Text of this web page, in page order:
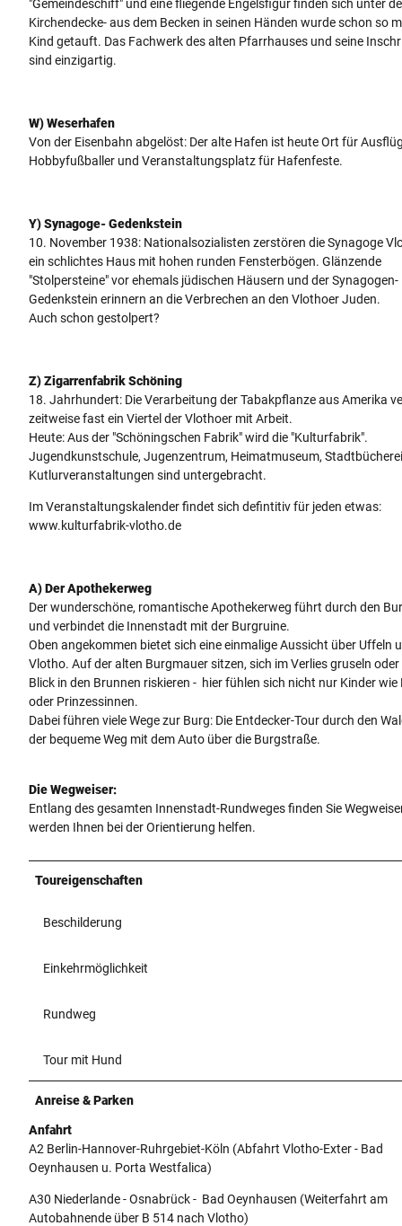
"Gemeindeschiff" und eine fliegende Engelsfigur finden sich unter
Kirchendecke- aus dem Becken in seinen Händen wurde schon so
Kind getauft. Das Fachwerk des alten Pfarrhauses und seine
sind einzigartig.
W) Weserhafen
Von der Eisenbahn abgelöst: Der alte Hafen ist heute Ort für
Hobbyfußballer und Veranstaltungsplatz für Hafenfeste.
Y) Synagoge- Gedenkstein
10. November 1938: Nationalsozialisten zerstören die Synagoge
ein schlichtes Haus mit hohen runden Fensterbögen. Glänzende
"Stolpersteine" vor ehemals jüdischen Häusern und der Synagogen-
Gedenkstein erinnern an die Verbrechen an den Vlothoer Juden.
Auch schon gestolpert?
Z) Zigarrenfabrik Schöning
18. Jahrhundert: Die Verarbeitung der Tabakpflanze aus Amerika
zeitweise fast ein Viertel der Vlothoer mit Arbeit.
Heute: Aus der "Schöningschen Fabrik" wird die "Kulturfabrik".
Jugendkunstschule, Jugenzentrum, Heimatmuseum,
Kutlurveranstaltungen sind untergebracht.
Im Veranstaltungskalender findet sich defintitiv für jeden etwas:
www.kulturfabrik-vlotho.de
A) Der Apothekerweg
Der wunderschöne, romantische Apothekerweg führt durch den
und verbindet die Innenstadt mit der Burgruine.
Oben angekommen bietet sich eine einmalige Aussicht über Uffeln
Vlotho. Auf der alten Burgmauer sitzen, sich im Verlies gruseln oder
Blick in den Brunnen riskieren - hier fühlen sich nicht nur Kinder wie
oder Prinzessinnen.
Dabei führen viele Wege zur Burg: Die Entdecker-Tour durch den
der bequeme Weg mit dem Auto über die Burgstraße.
Die Wegweiser:
Entlang des gesamten Innenstadt-Rundweges finden Sie
werden Ihnen bei der Orientierung helfen.
Toureigenschaften
Beschilderung
Einkehrmöglichkeit
Rundweg
Tour mit Hund
Anreise & Parken
Anfahrt
A2 Berlin-Hannover-Ruhrgebiet-Köln (Abfahrt Vlotho-Exter - Bad
Oeynhausen u. Porta Westfalica)
A30 Niederlande - Osnabrück - Bad Oeynhausen (Weiterfahrt am
Autobahnende über B 514 nach Vlotho)